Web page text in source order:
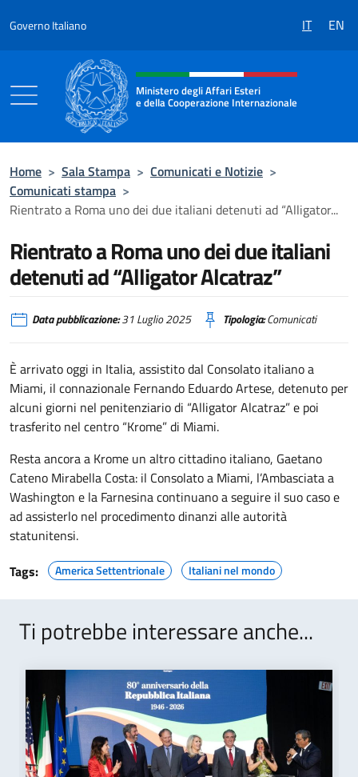
Governo Italiano IT EN
Intestazione sito, social e menù
Ministero degli Affari Esteri
e della Cooperazione Internazionale
Home > Sala Stampa > Comunicati e Notizie >
Comunicati stampa >
Rientrato a Roma uno dei due italiani detenuti ad “Alligator...
Rientrato a Roma uno dei due italiani
detenuti ad “Alligator Alcatraz”
Data pubblicazione:31 Luglio 2025 Tipologia:Comunicati
È arrivato oggi in Italia, assistito dal Consolato italiano a
Miami, il connazionale Fernando Eduardo Artese, detenuto per
alcuni giorni nel penitenziario di “Alligator Alcatraz” e poi
trasferito nel centro “Krome” di Miami.
Resta ancora a Krome un altro cittadino italiano, Gaetano
Cateno Mirabella Costa: il Consolato a Miami, l’Ambasciata a
Washington e la Farnesina continuano a seguire il suo caso e
ad assisterlo nel procedimento dinanzi alle autorità
statunitensi.
Tags:
America Settentrionale Italiani nel mondo
Ti potrebbe interessare anche...